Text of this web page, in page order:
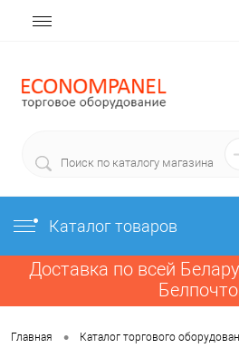
Каталог товаров
Доставка по всей
Главная • Каталог торгового